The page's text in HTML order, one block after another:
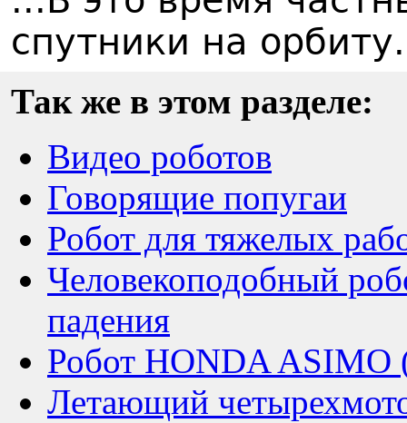
спутники на
Так же в этом разделе:
Видео роботов
Говорящие попугаи
Робот для тяжелых
Человекоподобный
падения
Робот HONDA ASIMO
Летающий